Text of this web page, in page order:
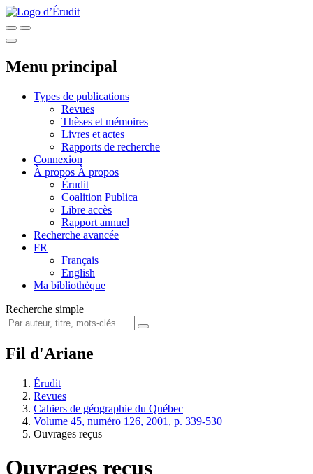
Menu principal
Types de publications
Revues
Thèses et mémoires
Livres et actes
Rapports de recherche
Connexion
À propos À propos
Érudit
Coalition Publica
Libre accès
Rapport annuel
Recherche avancée
FR
Français
English
Ma bibliothèque
Recherche simple
Fil d'Ariane
Érudit
Revues
Cahiers de géographie du Québec
Volume 45, numéro 126, 2001, p. 339-530
Ouvrages reçus
Ouvrages reçus